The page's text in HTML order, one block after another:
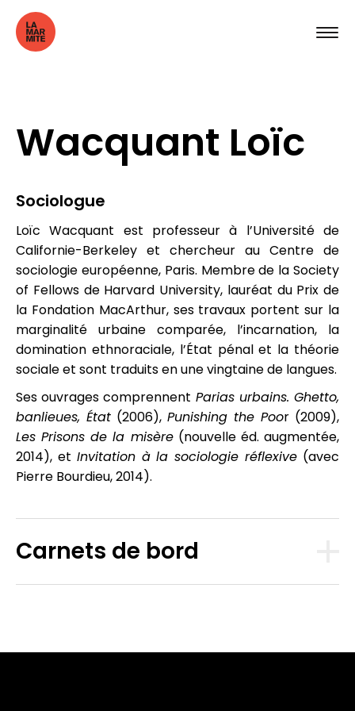
Wacquant Loïc
Sociologue
Loïc Wacquant est professeur à l’Université de
Californie-Berkeley et chercheur au Centre de
sociologie européenne, Paris. Membre de la Society
of Fellows de Harvard University, lauréat du Prix de
la Fondation MacArthur, ses travaux portent sur la
marginalité urbaine comparée, l’incarnation, la
domination ethnoraciale, l’État pénal et la théorie
sociale et sont traduits en une vingtaine de langues.
Ses ouvrages comprennent Parias urbains. Ghetto,
banlieues, État (2006), Punishing the Poor (2009),
Les Prisons de la misère(nouvelle éd. augmentée,
2014), et Invitation à la sociologie réflexive (avec
Pierre Bourdieu, 2014).
Carnets de bord